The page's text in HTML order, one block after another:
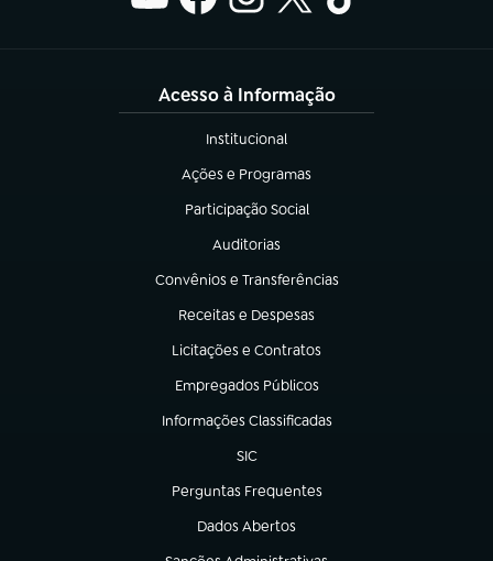
Acesso à Informação
Institucional
(abre em nova aba)
Ações e Programas
(abre em nova aba)
Participação Social
(abre em nova aba)
Auditorias
(abre em nova aba)
Convênios e Transferências
(abre em nova aba)
Receitas e Despesas
(abre em nova aba)
Licitações e Contratos
(abre em nova aba)
Empregados Públicos
(abre em nova aba)
Informações Classificadas
(abre em nova aba)
SIC
(abre em nova aba)
Perguntas Frequentes
(abre em nova aba)
Dados Abertos
(abre em nova aba)